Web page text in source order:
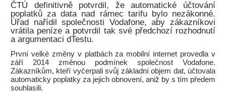
ČTÚ definitivně potvrdil, že automatické účtování
poplatků za data nad rámec tarifu bylo nezákonné.
Úřad nařídil společnosti Vodafone, aby zákazníkovi
vrátila peníze a potvrdil tak své předchozí rozhodnutí
a argumentaci dTestu.
První velké změny v platbách za mobilní internet provedla v
září 2014 změnou podmínek společnost Vodafone.
Zákazníkům, kteří vyčerpali svůj základní objem dat, účtovala
automaticky poplatky za jejich obnovení, aniž by s tím předem
souhlasili.